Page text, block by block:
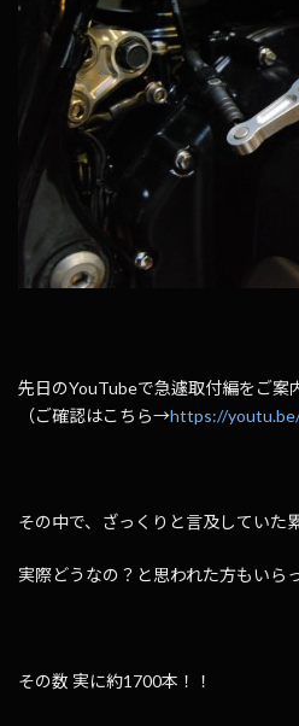
先日のYouTubeで急遽取付編をご案
（ご確認はこちら→https://
その中で、ざっくりと言及していた
実際どうなの？と思われた方もいら
その数 実に約1700本！！